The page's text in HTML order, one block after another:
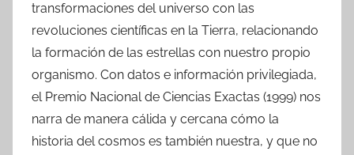
transformaciones del universo con las
revoluciones científicas en la Tierra, relacionando
la formación de las estrellas con nuestro propio
organismo. Con datos e información privilegiada,
el Premio Nacional de Ciencias Exactas (1999) nos
narra de manera cálida y cercana cómo la
historia del cosmos es también nuestra, y que no